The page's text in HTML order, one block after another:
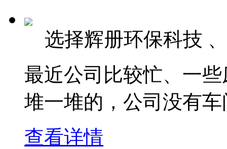
选择辉册环保科技
最近公司比较忙、一
堆一堆的，公司没有
查看详情